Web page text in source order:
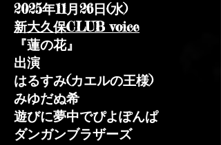
2025年11月26日(水)
新大久保CLUB voice
『蓮の花』
出演
はるすみ(カエルの王様)
みゆだぬ希
遊びに夢中でぴよぽんぱ
ダンガンブラザーズ